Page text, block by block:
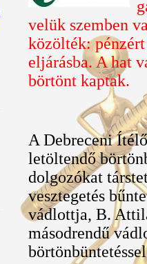
velük szemben
közölték:
eljárásba. A hat
börtönt kaptak.
A Debreceni
letöltendő
dolgozókat
vesztegetés
vádlottja, B.
másodrendű